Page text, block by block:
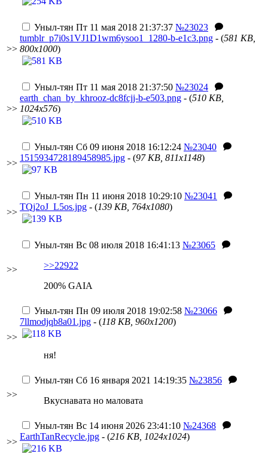
>>
Уныл-тян Пт 11 мая 2018 21:37:37 №23023
tumblr_p7i0s1VJ1D1wm6ysoo1_1280-b-e1c3.png - (581 KB,
800x1000)
>>
Уныл-тян Пт 11 мая 2018 21:37:50 №23024
earth_chan_by_khrooz-dc8fcjj-b-e503.png - (510 KB,
1024x576)
>>
Уныл-тян Сб 09 июня 2018 16:12:24 №23040
1515934728189458985.jpg - (97 KB, 811x1148)
>>
Уныл-тян Пн 11 июня 2018 10:29:10 №23041
TQj2oJ_L5os.jpg - (139 KB, 764x1080)
>>
Уныл-тян Вс 08 июля 2018 16:41:13 №23065
>>22922
200% GAIA
>>
Уныл-тян Пн 09 июля 2018 19:02:58 №23066
7llmodjqb8a01.jpg - (118 KB, 960x1200)
ня!
>>
Уныл-тян Сб 16 января 2021 14:19:35 №23856
Вкуснавата но маловата
>>
Уныл-тян Вс 14 июня 2026 23:41:10 №24368
EarthTanRecycle.jpg - (216 KB, 1024x1024)